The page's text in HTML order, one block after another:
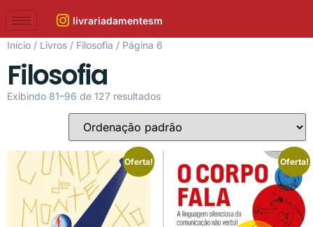
livrariadamentesm
Início / Livros / Filosofia / Página 6
Filosofia
Exibindo 81–96 de 127 resultados
Oferta! Oferta!